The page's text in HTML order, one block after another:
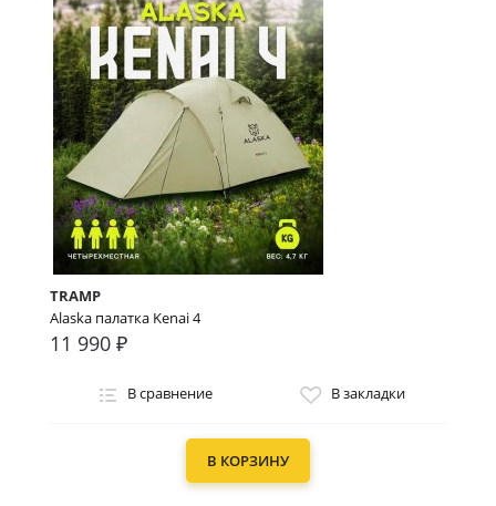
TRAMP
Alaska палатка Kenai 4
11 990 ₽
В сравнение В закладки
В КОРЗИНУ